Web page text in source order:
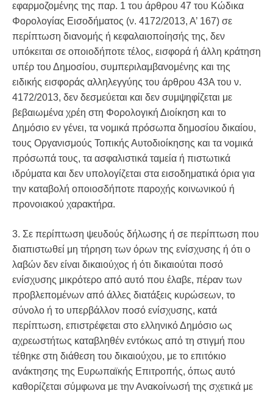
εφαρμοζομένης της παρ. 1 του άρθρου 47 του Κώδικα
Φορολογίας Εισοδήματος (ν. 4172/2013, Α’ 167) σε
περίπτωση διανομής ή κεφαλαιοποίησής της, δεν
υπόκειται σε οποιοδήποτε τέλος, εισφορά ή άλλη κράτηση
υπέρ του Δημοσίου, συμπεριλαμβανομένης και της
ειδικής εισφοράς αλληλεγγύης του άρθρου 43Α του ν.
4172/2013, δεν δεσμεύεται και δεν συμψηφίζεται με
βεβαιωμένα χρέη στη Φορολογική Διοίκηση και το
Δημόσιο εν γένει, τα νομικά πρόσωπα δημοσίου δικαίου,
τους Οργανισμούς Τοπικής Αυτοδιοίκησης και τα νομικά
πρόσωπά τους, τα ασφαλιστικά ταμεία ή πιστωτικά
ιδρύματα και δεν υπολογίζεται στα εισοδηματικά όρια για
την καταβολή οποιοσδήποτε παροχής κοινωνικού ή
προνοιακού χαρακτήρα.
3. Σε περίπτωση ψευδούς δήλωσης ή σε περίπτωση που
διαπιστωθεί μη τήρηση των όρων της ενίσχυσης ή ότι ο
λαβών δεν είναι δικαιούχος ή ότι δικαιούται ποσό
ενίσχυσης μικρότερο από αυτό που έλαβε, πέραν των
προβλεπομένων από άλλες διατάξεις κυρώσεων, το
σύνολο ή το υπερβάλλον ποσό ενίσχυσης, κατά
περίπτωση, επιστρέφεται στο ελληνικό Δημόσιο ως
αχρεωστήτως καταβληθέν εντόκως από τη στιγμή που
τέθηκε στη διάθεση του δικαιούχου, με το επιτόκιο
ανάκτησης της Ευρωπαϊκής Επιτροπής, όπως αυτό
καθορίζεται σύμφωνα με την Ανακοίνωσή της σχετικά με